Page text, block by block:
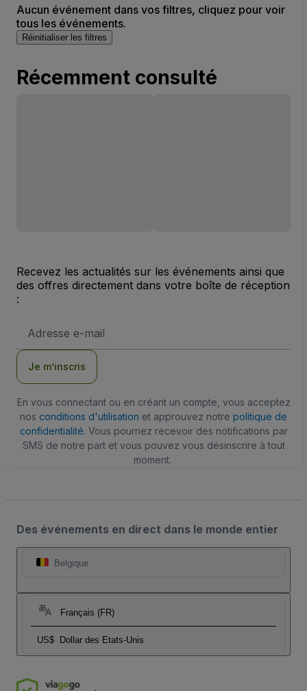
Aucun événement dans vos filtres, cliquez pour voir
tous les événements.
Réinitialiser les filtres
Récemment consulté
Recevez les actualités sur les événements ainsi que
des offres directement dans votre boîte de réception
:
e-
Je m’inscris
En vous connectant ou en créant un compte, vous acceptez
nos conditions d'utilisation et approuvez notre politique de
confidentialité. Vous pourriez recevoir des notifications par
SMS de notre part et vous pouvez vous désinscrire à tout
moment.
Des événements en direct dans le monde entier
Belgique
Français (FR)
US$ Dollar des Etats-Unis